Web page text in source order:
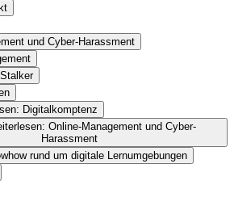
und Cyber-Harassment
Digitalkomptenz
Online-Management und Cyber-
Harassment
rund um digitale Lernumgebungen